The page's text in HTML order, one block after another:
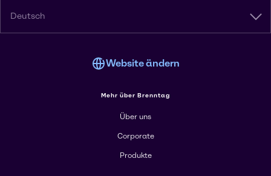
Deutsch
Website ändern
Mehr über Brenntag
Über uns
Corporate
Produkte